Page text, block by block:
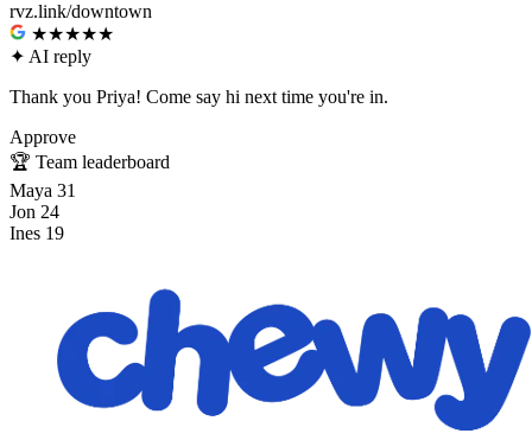
rvz.link/downtown
★★★★★
✦ AI reply
Thank you Priya! Come say hi next time you're in.
Approve
🏆 Team leaderboard
Maya 31
Jon 24
Ines 19